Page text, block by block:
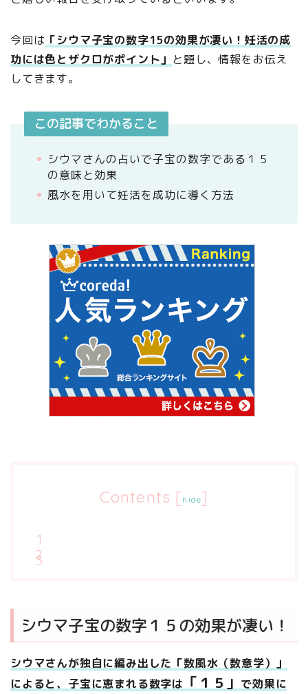
今回は 「シウマ子宝の数字15の効果が凄い！妊活の成
功には色とザクロがポイント」 と題し、情報をお伝え
してきます。
この記事でわかること
シウマさんの占いで子宝の数字である１５
の意味と効果
風水を用いて妊活を成功に導く方法
Contents [ hide]
シウマ子宝の数字１５の効果が凄い！
シウマさんが独自に編み出した「数風水（数意学）」
によると、子宝に恵まれる数字は 「１５」 で効果に